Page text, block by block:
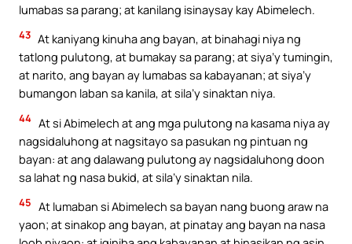
lumabas sa parang; at kanilang isinaysay kay Abimelech.
43 At kaniyang kinuha ang bayan, at binahagi niya ng
tatlong pulutong, at bumakay sa parang; at siya’y tumingin,
at narito, ang bayan ay lumabas sa kabayanan; at siya’y
bumangon laban sa kanila, at sila’y sinaktan niya.
44 At si Abimelech at ang mga pulutong na kasama niya ay
nagsidaluhong at nagsitayo sa pasukan ng pintuan ng
bayan: at ang dalawang pulutong ay nagsidaluhong doon
sa lahat ng nasa bukid, at sila’y sinaktan nila.
45 At lumaban si Abimelech sa bayan nang buong araw na
yaon; at sinakop ang bayan, at pinatay ang bayan na nasa